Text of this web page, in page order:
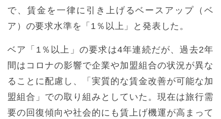
で、賃金を一律に引き上げるベースアップ（ベ
ア）の要求水準を「1％以上」と発表した。
ベア「1％以上」の要求は4年連続だが、過去2年
間はコロナの影響で企業や加盟組合の状況が異な
ることに配慮し、「実質的な賃金改善が可能な加
盟組合」での取り組みとしていた。現在は旅行需
要の回復傾向や社会的にも賃上げ機運が高まって